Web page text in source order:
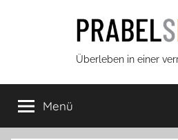
Prabels
Blog
Überleben in einer
Menü